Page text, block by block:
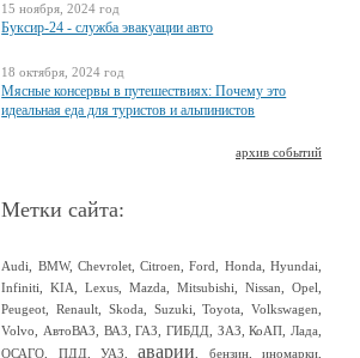
15 ноября, 2024 год
Буксир-24 - служба эвакуации авто
18 октября, 2024 год
Мясные консервы в путешествиях: Почему это
идеальная еда для туристов и альпинистов
архив событий
Метки сайта:
Audi BMW, Chevrolet,Citroen ,Ford Honda ,Hyundai
Infiniti
,KIA ,Lexus ,Mazda ,Mitsubishi ,Nissan ,Opel
Peugeot
Renault Skoda Suzuki ,Toyota Volkswagen
Volvo
АвтоВАЗ ВАЗ ,ГАЗ ГИБДД ЗАЗ ,КоАП ,Лада
ОСАГО
ПДД УАЗ ,аварии бензин,иномарки